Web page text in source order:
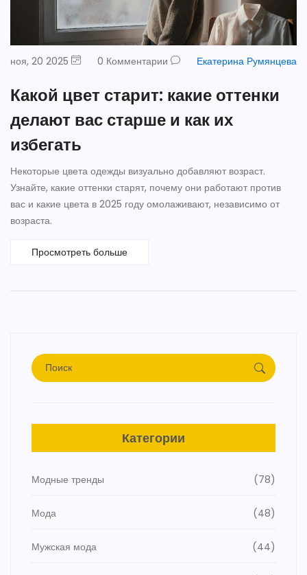
ноя, 20 2025 0 Комментарии Екатерина Румянцева
Какой цвет старит: какие оттенки
делают вас старше и как их
избегать
Некоторые цвета одежды визуально добавляют возраст.
Узнайте, какие оттенки старят, почему они работают против
вас и какие цвета в 2025 году омолаживают, независимо от
возраста.
Просмотреть больше
Категории
Модные тренды (78)
Мода (48)
Мужская мода (44)